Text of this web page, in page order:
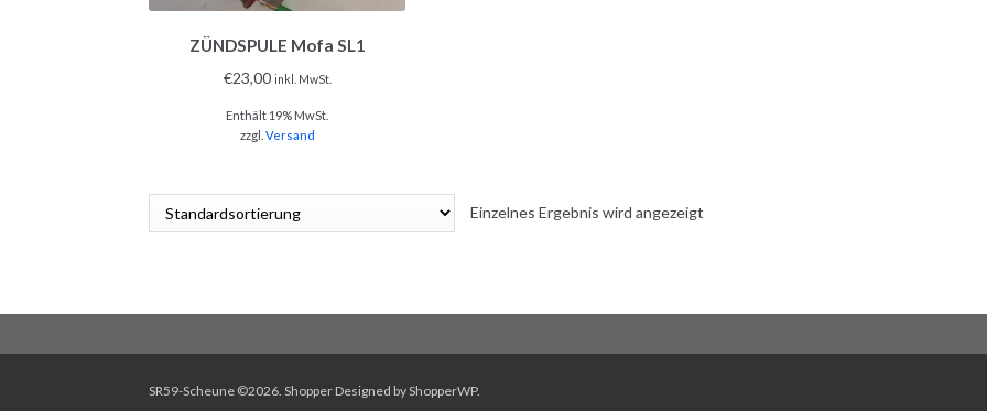
ZÜNDSPULE Mofa SL1
€23,00 inkl. MwSt.
Enthält 19% MwSt.
zzgl. Versand
Einzelnes Ergebnis wird angezeigt
SR59-Scheune ©2026. ShopperDesigned byShopperWP.